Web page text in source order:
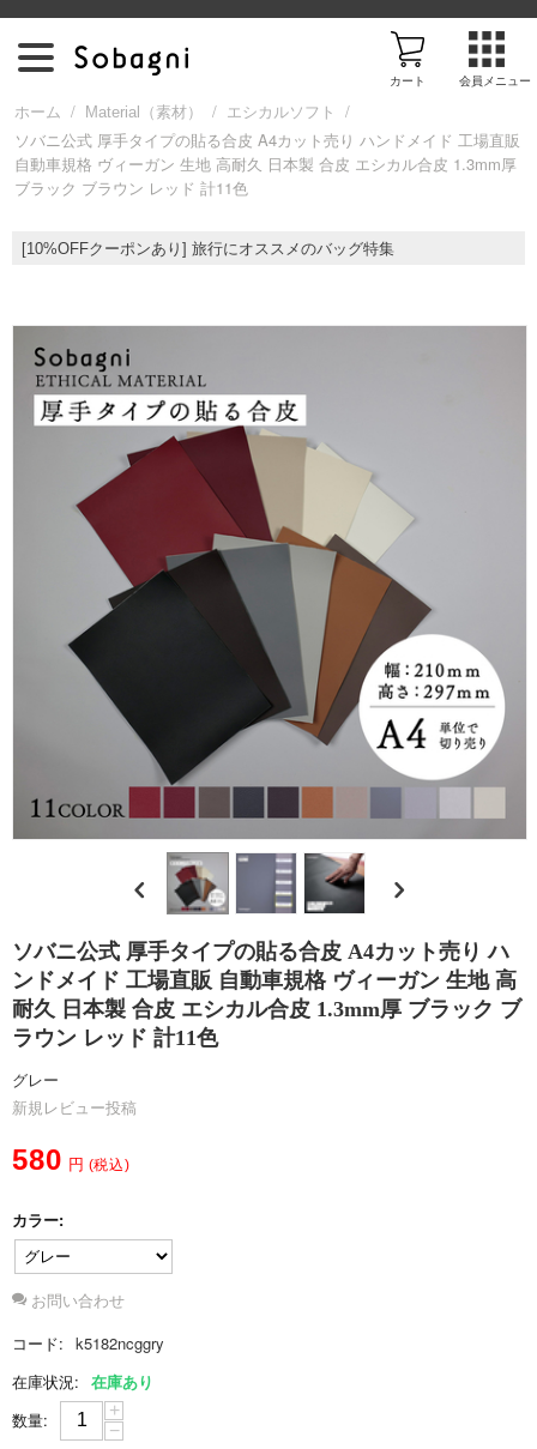
ア
を
選
び
方
b
a
n
カート 会員メニュー
ホーム / Material（素材） / エシカルソフト
/
ソバニ公式 厚手タイプの貼る合皮 A4カット売り ハンドメイド 工場直販
自動車規格 ヴィーガン 生地 高耐久 日本製 合皮 エシカル合皮 1.3mm厚
ブラック ブラウン レッド 計11色
[10%OFFクーポンあり] 旅行にオススメのバッグ特集
ソバニ公式 厚手タイプの貼る合皮 A4カット売り ハ
ンドメイド 工場直販 自動車規格 ヴィーガン 生地 高
耐久 日本製 合皮 エシカル合皮 1.3mm厚 ブラック ブ
ラウン レッド 計11色
グレー
新規レビュー投稿
580 円 (税込)
カラー:
お問い合わせ
コード: k5182ncggry
在庫状況: 在庫あり
数量:
+
−